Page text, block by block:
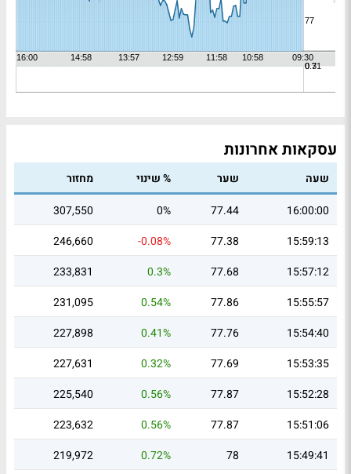
עסקאות אחרונות
שעה שער % שינוי
מחזור
16:00:00
77.44
0%
307,550
15:59:13
77.38
-0.08%
246,660
15:57:12
77.68
0.3%
233,831
15:55:57
77.86
0.54%
231,095
15:54:40
77.76
0.41%
227,898
15:53:35
77.69
0.32%
227,631
15:52:28
77.87
0.56%
225,540
15:51:06
77.87
0.56%
223,632
15:49:41
78
0.72%
219,972